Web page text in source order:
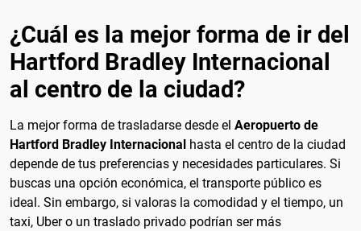
¿Cuál es la mejor forma de ir del
Hartford Bradley Internacional
al centro de la ciudad?
La mejor forma de trasladarse desde el Aeropuerto de
Hartford Bradley Internacional hasta el centro de la ciudad
depende de tus preferencias y necesidades particulares. Si
buscas una opción económica, el transporte público es
ideal. Sin embargo, si valoras la comodidad y el tiempo, un
taxi, Uber o un traslado privado podrían ser más